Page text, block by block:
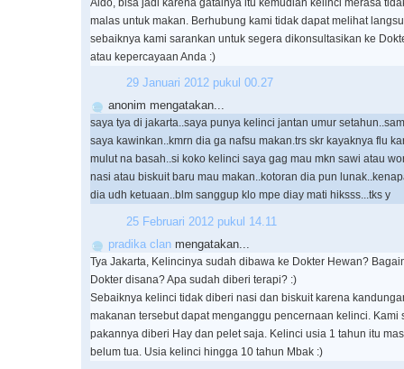
malas untuk makan. Berhubung kami tidak dapat melihat
sebaiknya kami sarankan untuk segera dikonsultasikan ke
atau kepercayaan Anda :)
29 Januari 2012 pukul 00.27
anonim mengatakan...
saya tya di jakarta..saya punya kelinci jantan umur
saya kawinkan..kmrn dia ga nafsu makan.trs skr kayaknya flu
mulut na basah..si koko kelinci saya gag mau mkn sawi atau
nasi atau biskuit baru mau makan..kotoran dia pun
dia udh ketuaan..blm sanggup klo mpe diay mati hiksss...tks y
25 Februari 2012 pukul 14.11
pradika clan mengatakan...
Tya Jakarta, Kelincinya sudah dibawa ke Dokter Hewan?
Dokter disana? Apa sudah diberi terapi? :)
Sebaiknya kelinci tidak diberi nasi dan biskuit karena
makanan tersebut dapat menganggu pencernaan kelinci. Kami
pakannya diberi Hay dan pelet saja. Kelinci usia 1 tahun itu
belum tua. Usia kelinci hingga 10 tahun Mbak :)